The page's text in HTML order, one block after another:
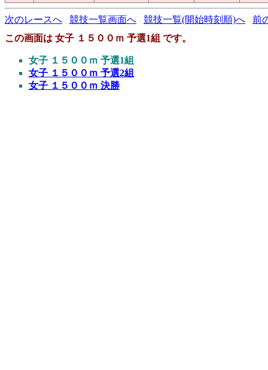
次のレースへ 競技一覧画面へ 競技一覧(開始時刻順)へ
前
この画面は 女子 １５００ｍ 予選1組 です。
女子 １５００ｍ 予選1組
女子 １５００ｍ 予選2組
女子 １５００ｍ 決勝